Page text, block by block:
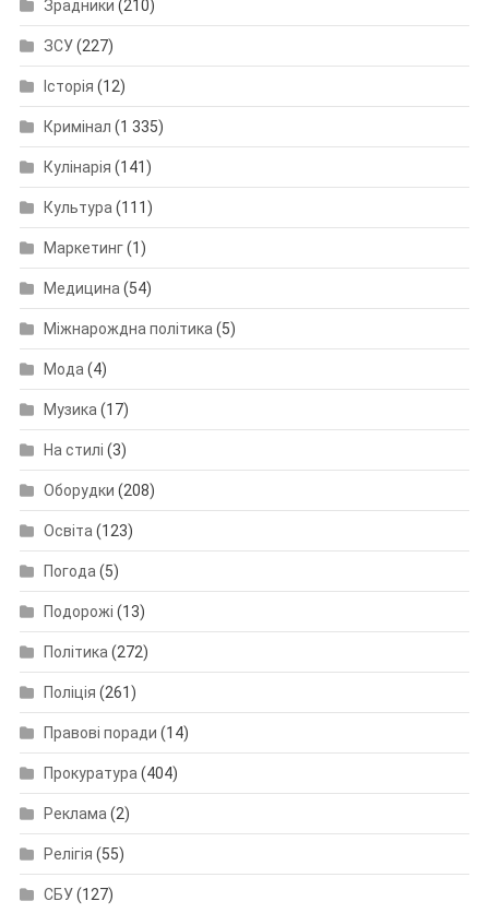
Зрадники (210)
ЗСУ(227)
Історія (12)
Кримінал (1 335)
Кулінарія (141)
Культура(111)
Маркетинг(1)
Медицина(54)
Міжнарождна політика(5)
Мода(4)
Музика(17)
На стилі (3)
Оборудки (208)
Освіта(123)
Погода(5)
Подорожі (13)
Політика(272)
Поліція (261)
Правові поради (14)
Прокуратура(404)
Реклама(2)
Релігія (55)
СБУ(127)